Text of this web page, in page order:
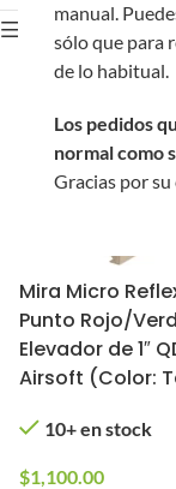
manual.
sólo que para
de lo habitual.
Los pedidos
normal como
Gracias por
Mostrar filtros
Mira Micro
Punto Rojo/
Elevador de 1″
Airsoft (Color:
10+ en stock
$1,100.00